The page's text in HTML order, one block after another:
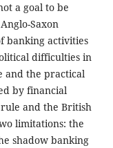
a goal to be
Saxon
banking activities
difficulties in
and the practical
by financial
and the British
limitations: the
shadow banking